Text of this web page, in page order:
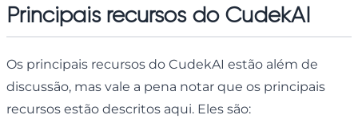
Principais recursos do CudekAI
Os principais recursos do CudekAI estão além de
discussão, mas vale a pena notar que os principais
recursos estão descritos aqui. Eles são: